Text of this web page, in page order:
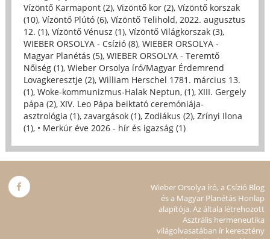
Vízöntő Karmapont (2), Vizöntő kor (2), Vízöntő korszak
(10), Vízöntő Plútó (6), Vízöntő Telihold, 2022. augusztus
12. (1), Vízöntő Vénusz (1), Vízöntő Világkorszak (3),
WIEBER ORSOLYA - Csízió (8), WIEBER ORSOLYA -
Magyar Planétás (5), WIEBER ORSOLYA - Teremtő
Nőiség (1), Wieber Orsolya író/Magyar Érdemrend
Lovagkeresztje (2), William Herschel 1781. március 13.
(1), Woke-kommunizmus-Halak Neptun, (1), XIII. Gergely
pápa (2), XIV. Leo Pápa beiktató ceremóniája-
asztrológia (1), zavargások (1), Zodiákus (2), Zrínyi Ilona
(1), • Merkúr éve 2026 - hír és igazság (1)
Wieber Orsolya író, a Csízió Blog
és a Magyar Planétás Honlap
alapítója. Az általa létrehozott
Asztrális hermeneutika
világolvasatában ír keresztény